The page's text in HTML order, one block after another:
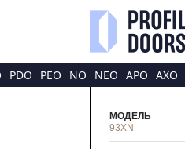
PDO PEO NO NEO APO AXO
МОДЕЛЬ
93XN